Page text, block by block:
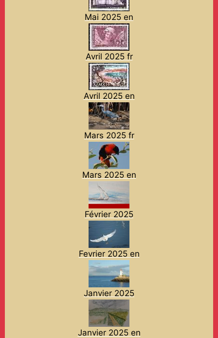
Mai 2025 en
Avril 2025 fr
Avril 2025 en
Mars 2025 fr
Mars 2025 en
Février 2025
Fevrier 2025 en
Janvier 2025
Janvier 2025 en